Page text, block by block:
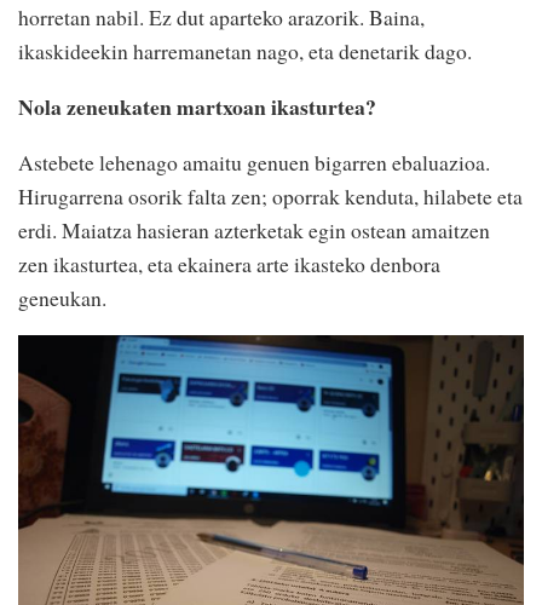
horretan nabil. Ez dut aparteko arazorik. Baina,
ikaskideekin harremanetan nago, eta denetarik dago.
Nola zeneukaten martxoan ikasturtea?
Astebete lehenago amaitu genuen bigarren ebaluazioa.
Hirugarrena osorik falta zen; oporrak kenduta, hilabete eta
erdi. Maiatza hasieran azterketak egin ostean amaitzen
zen ikasturtea, eta ekainera arte ikasteko denbora
geneukan.